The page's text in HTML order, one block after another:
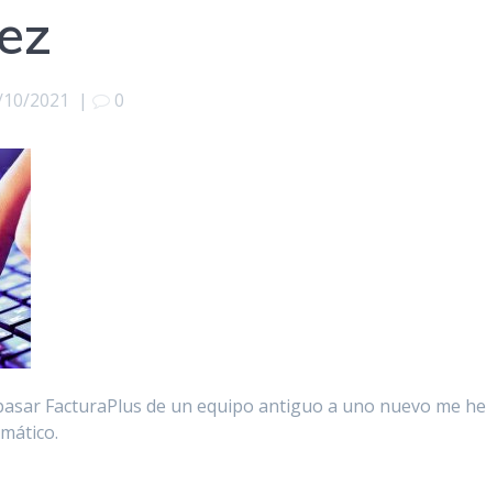
2021 | 0
FacturaPlus de un equipo antiguo a uno nuevo me he